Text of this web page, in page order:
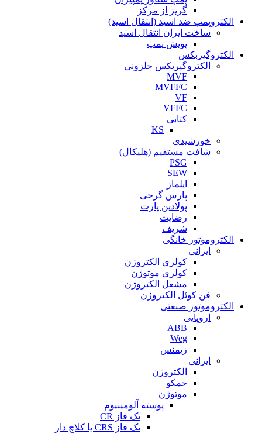
گریز از مرکز
الکتروپمپ ضد اسید (انتقال اسید)
ساخت ایران انتقال اسید
پویش پمپ
الکتروگیربکس
الکتروگیربکس حلزونی
MVF
MVFFC
VF
VFFC
کتابی
KS
خورشیدی
شافت مستقیم (هلیکال)
PSG
SEW
ایلماز
پارس گرجی
پولادین پارت
رضایت
شریف
الکتروموتور خانگی
ایرانی
کولری الکتروژن
کولری موتوژن
مشعل الکتروژن
فن کوئل الکتروژن
الکتروموتور صنعتی
اروپایی
ABB
Weg
زیمنس
ایرانی
الکتروژن
جمکو
موتوژن
پوسته آلومینیوم
تک فاز CR
تک فاز CRS یا کلاچ دار